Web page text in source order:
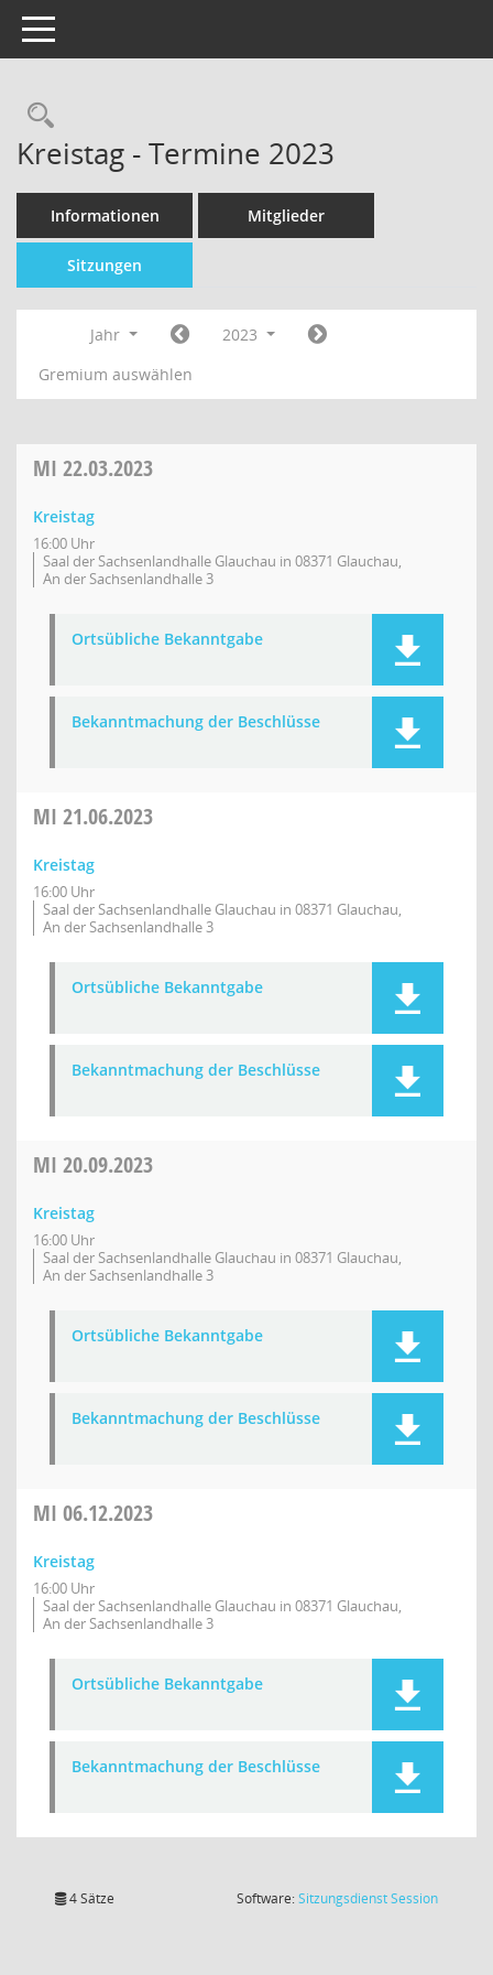
Toggle navigation
Kreistag - Termine 2023
Informationen Mitglieder
Sitzungen
Jahr
2023
Gremium auswählen
MI 22.03.2023
Kreistag
16:00 Uhr
Saal der Sachsenlandhalle Glauchau in 08371 Glauchau,
An der Sachsenlandhalle 3
Ortsübliche Bekanntgabe
Bekanntmachung der Beschlüsse
MI 21.06.2023
Kreistag
16:00 Uhr
Saal der Sachsenlandhalle Glauchau in 08371 Glauchau,
An der Sachsenlandhalle 3
Ortsübliche Bekanntgabe
Bekanntmachung der Beschlüsse
MI 20.09.2023
Kreistag
16:00 Uhr
Saal der Sachsenlandhalle Glauchau in 08371 Glauchau,
An der Sachsenlandhalle 3
Ortsübliche Bekanntgabe
Bekanntmachung der Beschlüsse
MI 06.12.2023
Kreistag
16:00 Uhr
Saal der Sachsenlandhalle Glauchau in 08371 Glauchau,
An der Sachsenlandhalle 3
Ortsübliche Bekanntgabe
Bekanntmachung der Beschlüsse
4 Sätze Software:SitzungsdienstSession(Wird in